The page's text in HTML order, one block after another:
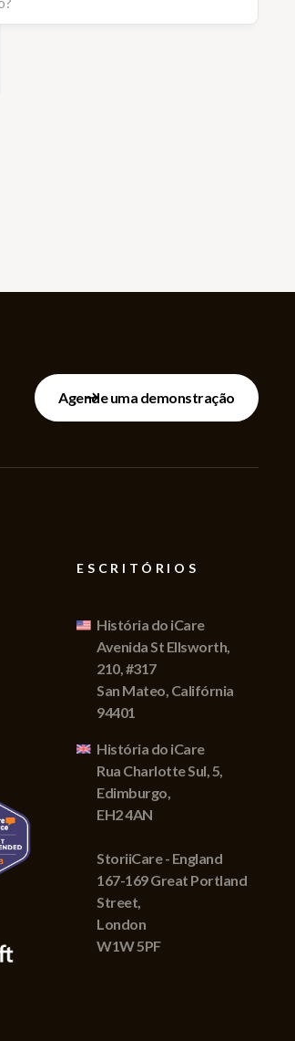
Agende uma demonstração
ESCRITÓRIOS
História do iCare
Avenida St Ellsworth,
210, #317
San Mateo, Califórnia
94401
História do iCare
Rua Charlotte Sul, 5,
Edimburgo,
EH2 4AN
StoriiCare - England
167-169 Great Portland
Street,
London
W1W 5PF